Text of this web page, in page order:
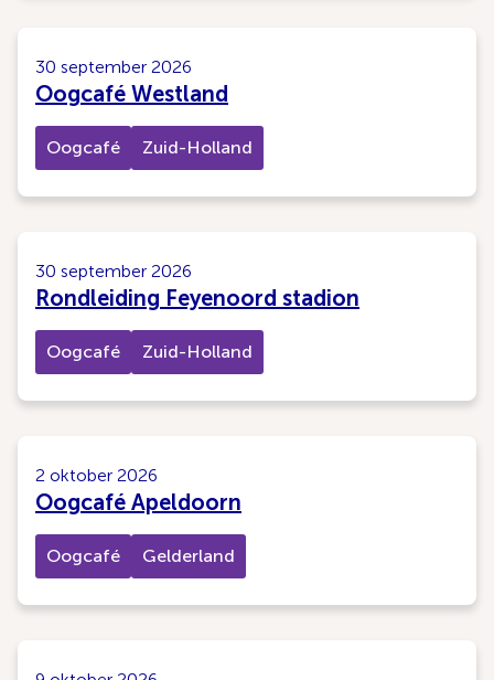
30 september 2026
Oogcafé Westland
Oogcafé Zuid-Holland
30 september 2026
Rondleiding Feyenoord stadion
Oogcafé Zuid-Holland
2 oktober 2026
Oogcafé Apeldoorn
Oogcafé Gelderland